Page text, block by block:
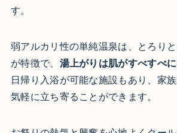
す。
弱アルカリ性の単純温泉は、とろり
が特徴で、 湯上がりは肌がすべすべ
日帰り入浴が可能な施設もあり、家
気軽に立ち寄ることができます。